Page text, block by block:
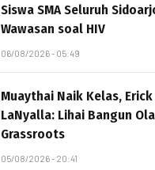
Siswa SMA Seluruh
Wawasan soal HIV
06/08/2026 - 05:49
Muaythai Naik Kelas,
LaNyalla: Lihai Bangun
Grassroots
05/08/2026 - 20:41